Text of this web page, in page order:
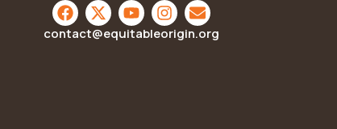
contact@equitableorigin.org